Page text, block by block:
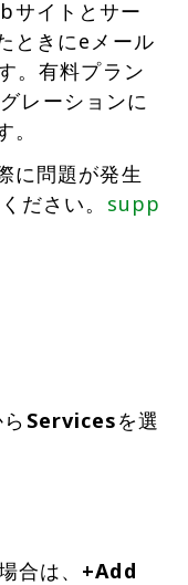
イトとサー
ときにeメール
。有料プラン
レーションに
に問題が発生
ださい。 supp
Servicesを選
合は、 +Add